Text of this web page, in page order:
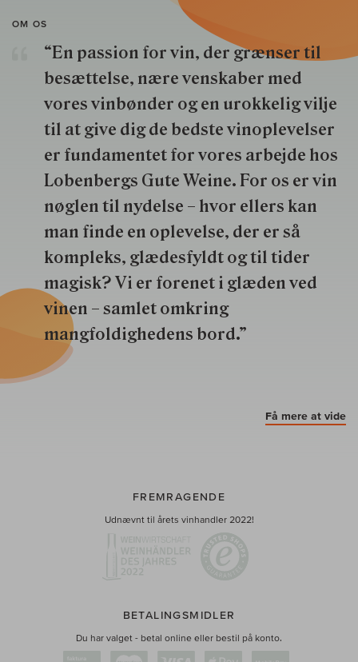
OM OS
“En passion for vin, der grænser til
besættelse, nære venskaber med
vores vinbønder og en urokkelig vilje
til at give dig de bedste vinoplevelser
er fundamentet for vores arbejde hos
Lobenbergs Gute Weine. For os er vin
nøglen til nydelse – hvor ellers kan
man finde en oplevelse, der er så
kompleks, glædesfyldt og til tider
magisk? Vi er forenet i glæden ved
vinen – samlet omkring
mangfoldighedens bord.”
Få mere at vide
FREMRAGENDE
Udnævnt til årets vinhandler 2022!
BETALINGSMIDLER
Du har valget - betal online eller bestil på konto.